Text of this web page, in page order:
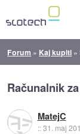
Forum » Kaj kupiti »
Računalnik
MatejC
::31. maj